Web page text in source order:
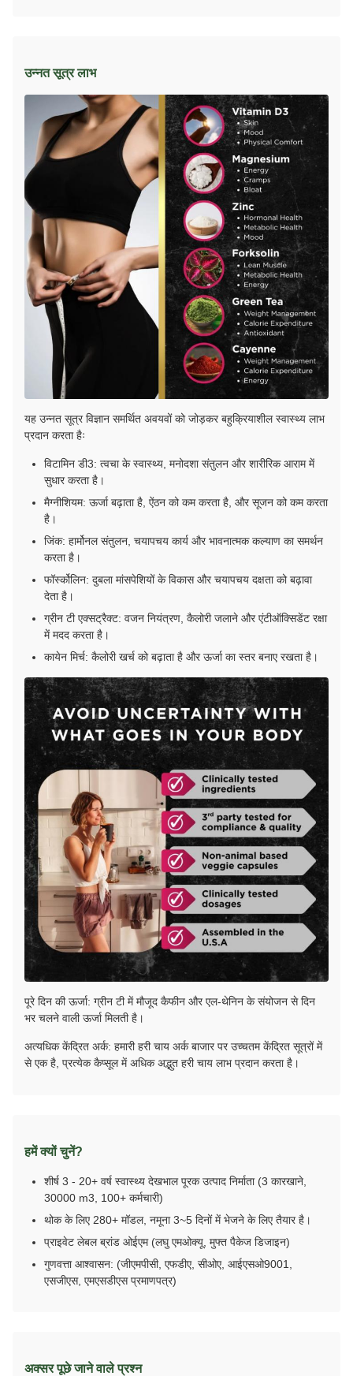
उन्नत सूत्र लाभ
यह उन्नत सूत्र विज्ञान समर्थित अवयवों को जोड़कर बहुक्रियाशील स्वास्थ्य लाभ
प्रदान करता हैः
विटामिन डी3: त्वचा के स्वास्थ्य, मनोदशा संतुलन और शारीरिक आराम में
सुधार करता है।
मैग्नीशियम: ऊर्जा बढ़ाता है, ऐंठन को कम करता है, और सूजन को कम करता
है।
जिंक: हार्मोनल संतुलन, चयापचय कार्य और भावनात्मक कल्याण का समर्थन
करता है।
फॉर्स्कोलिन: दुबला मांसपेशियों के विकास और चयापचय दक्षता को बढ़ावा
देता है।
ग्रीन टी एक्सट्रैक्ट: वजन नियंत्रण, कैलोरी जलाने और एंटीऑक्सिडेंट रक्षा
में मदद करता है।
कायेन मिर्च: कैलोरी खर्च को बढ़ाता है और ऊर्जा का स्तर बनाए रखता है।
पूरे दिन की ऊर्जा: ग्रीन टी में मौजूद कैफीन और एल-थेनिन के संयोजन से दिन
भर चलने वाली ऊर्जा मिलती है।
अत्यधिक केंद्रित अर्क: हमारी हरी चाय अर्क बाजार पर उच्चतम केंद्रित सूत्रों में
से एक है, प्रत्येक कैप्सूल में अधिक अद्भुत हरी चाय लाभ प्रदान करता है।
हमें क्यों चुनें?
शीर्ष 3 - 20+ वर्ष स्वास्थ्य देखभाल पूरक उत्पाद निर्माता (3 कारखाने,
30000 m3, 100+ कर्मचारी)
थोक के लिए 280+ मॉडल, नमूना 3~5 दिनों में भेजने के लिए तैयार है।
प्राइवेट लेबल ब्रांड ओईएम (लघु एमओक्यू, मुफ्त पैकेज डिजाइन)
गुणवत्ता आश्वासन: (जीएमपीसी, एफडीए, सीओए, आईएसओ9001,
एसजीएस, एमएसडीएस प्रमाणपत्र)
अक्सर पूछे जाने वाले प्रश्न